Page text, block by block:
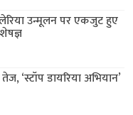
उन्मूलन पर एकजुट हुए
‘स्टॉप डायरिया अभियान’